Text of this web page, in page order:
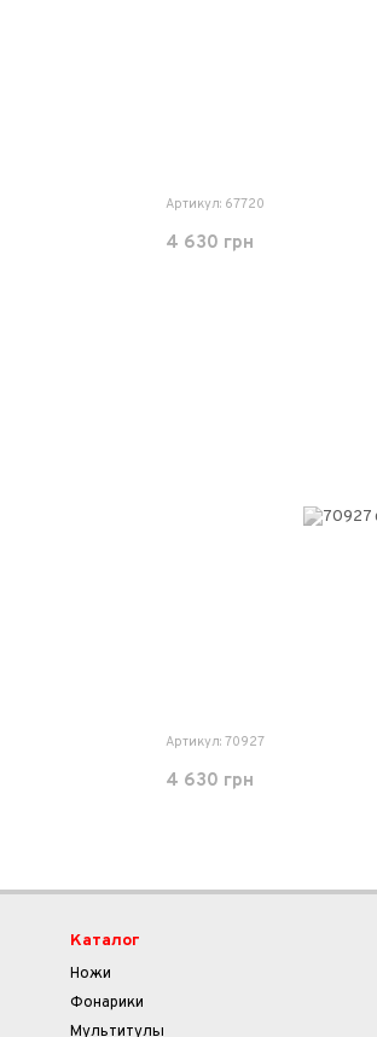
Артикул: 67720
4 630 грн
Артикул: 70927
4 630 грн
Каталог
Ножи
Фонарики
Мультитулы